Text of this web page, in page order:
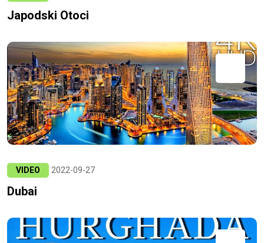
Japodski Otoci
VIDEO 2022-09-27
Dubai